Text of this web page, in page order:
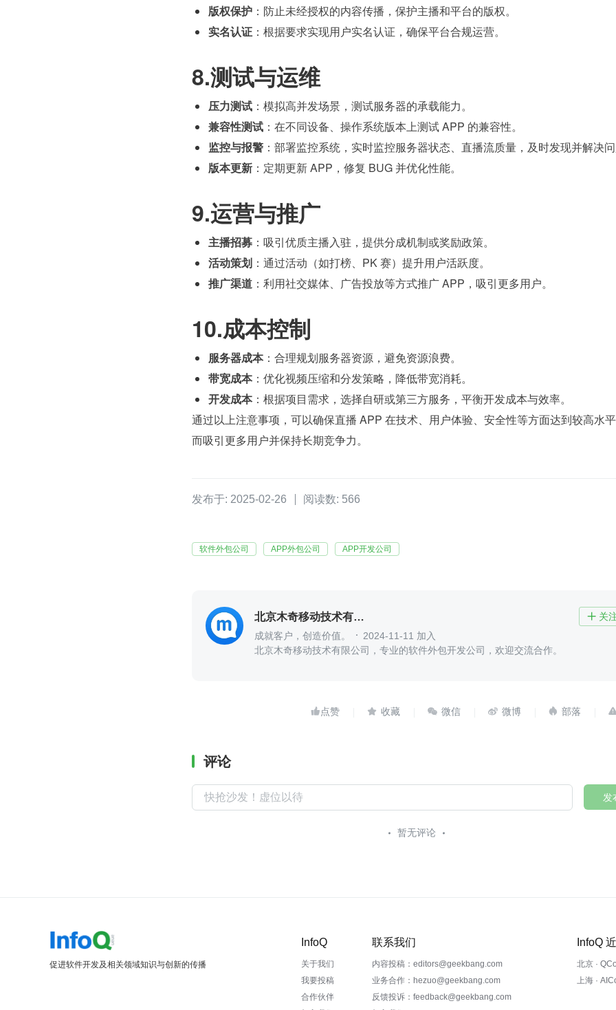
版权保护 ：防止未经授权的内容传播，保护主播和平台的版权。
实名认证 ：根据要求实现用户实名认证，确保平台合规运营。
8.测试与运维
压力测试 ：模拟高并发场景，测试服务器的承载能力。
兼容性测试 ：在不同设备、操作系统版本上测试 APP 的兼容性。
监控与报警 ：部署监控系统，实时监控服务器状态、直播流质量，及时发现并解决
版本更新 ：定期更新 APP，修复 BUG 并优化性能。
9.运营与推广
主播招募 ：吸引优质主播入驻，提供分成机制或奖励政策。
活动策划 ：通过活动（如打榜、PK 赛）提升用户活跃度。
推广渠道 ：利用社交媒体、广告投放等方式推广 APP，吸引更多用户。
10.成本控制
服务器成本：合理规划服务器资源，避免资源浪费。
带宽成本：优化视频压缩和分发策略，降低带宽消耗。
开发成本：根据项目需求，选择自研或第三方服务，平衡开发成本与效率。
通过以上注意事项，可以确保直播 APP 在技术、用户体验、安全性等方面达到较高水
而吸引更多用户并保持长期竞争力。
发布于: 2025-02-26 阅读数: 566
软件外包公司 APP外包公司 APP开发公司
北京木奇移动技术有限公司  关
成就客户，创造价值。
2024-11-11 加入
北京木奇移动技术有限公司，专业的软件外包开发公司，欢迎交流合作。
    
评论
发
暂无评论
促进软件开发及相关领域知识与创新的传播
InfoQ
关于我们
我要投稿
合作伙伴
联系我们
内容投稿：editors@geekbang.com
业务合作：hezuo@geekbang.com
反馈投诉：feedback@geekbang.com
InfoQ
北京 ·
上海 ·